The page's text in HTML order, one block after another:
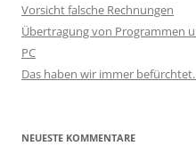
Vorsicht falsche Rechnungen
Übertragung von Programmen
PC
Das haben wir immer
NEUESTE KOMMENTARE